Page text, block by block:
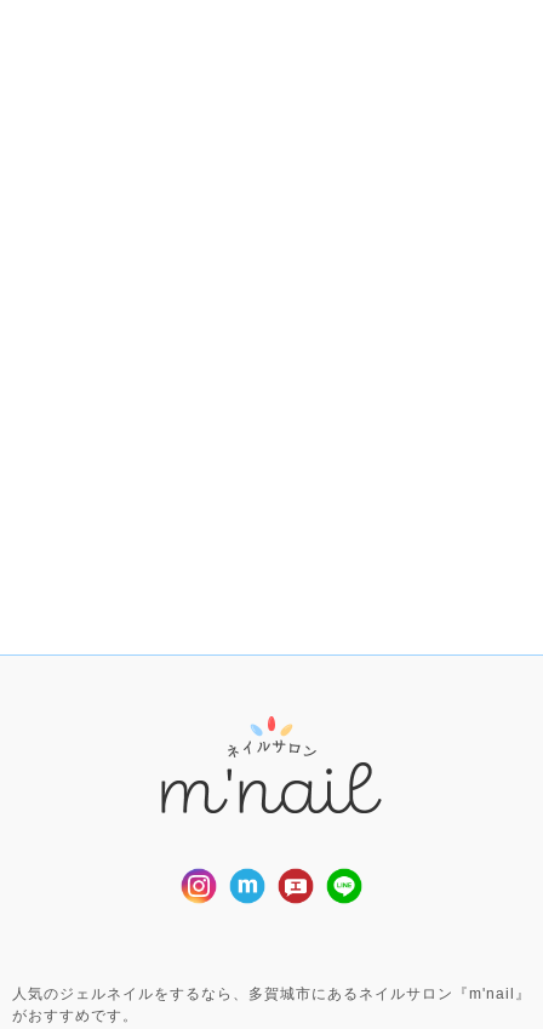
人気のジェルネイルをするなら、多賀城市にあるネイルサロン『m'nail』
がおすすめです。